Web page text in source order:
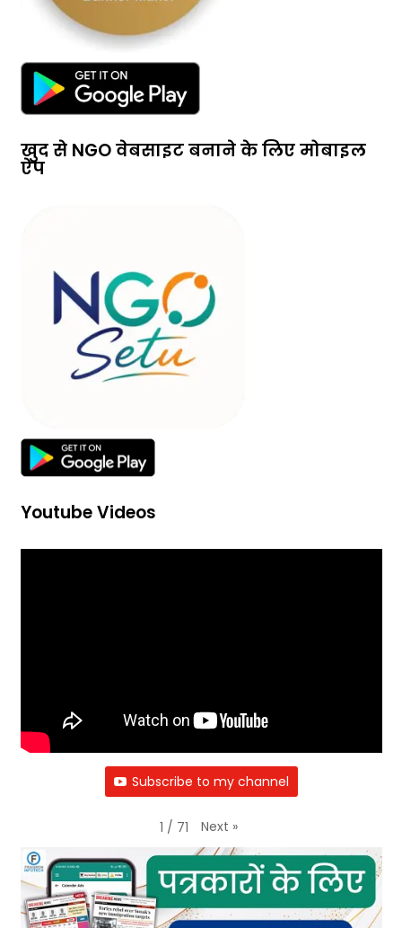
खुद से NGO वेबसाइट बनाने के लिए मोबाइल
ऐप
Youtube Videos
Subscribe to my channel
1 / 71 Next »